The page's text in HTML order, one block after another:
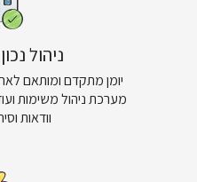
ניהול
יומן מתקדם ומותאם
מערכת ניהול משימות
וודאות